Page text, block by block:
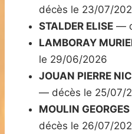
décès le 23/07/
STALDER ELISE —
LAMBORAY
le 29/06/2026
JOUAN PIERRE
— décès le 25/07/
MOULIN
décès le 26/07/